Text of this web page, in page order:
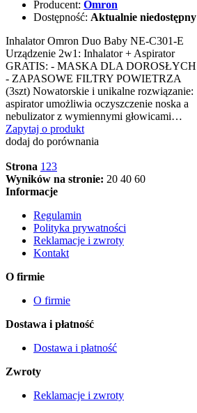
Producent: Omron
Dostępność: Aktualnie niedostępny
Inhalator Omron Duo Baby NE-C301-E
Urządzenie 2w1: Inhalator + Aspirator
GRATIS: - MASKA DLA DOROSŁYCH
- ZAPASOWE FILTRY POWIETRZA
(3szt) Nowatorskie i unikalne rozwiązanie:
aspirator umożliwia oczyszczenie noska a
nebulizator z wymiennymi głowicami…
Zapytaj o produkt
dodaj do porównania
Strona 1 23
Wyników na stronie: 20 40 60
Informacje
Regulamin
Polityka prywatności
Reklamacje i zwroty
Kontakt
O firmie
O firmie
Dostawa i płatność
Dostawa i płatność
Zwroty
Reklamacje i zwroty